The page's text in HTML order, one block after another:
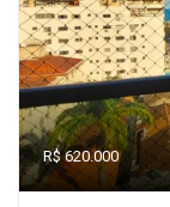
R$ 620.000